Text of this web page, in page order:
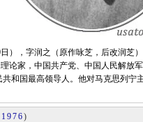
），字润之（原作咏芝，后改润芝
论家，中国共产党、中国人民解放
共和国最高领导人。他对马克思列
1976)